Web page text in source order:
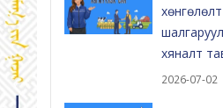
хяналт
2026-07-02